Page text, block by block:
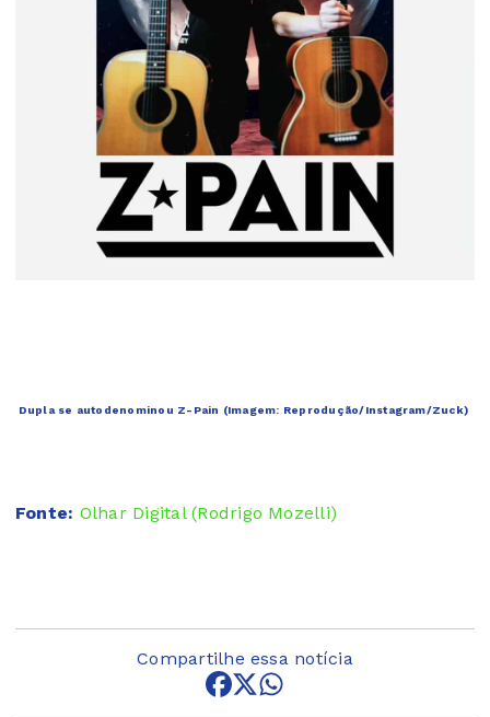
Dupla se autodenominou Z-Pain (Imagem: Reprodução/Instagram/Zuck)
Fonte: Olhar Digital (Rodrigo Mozelli)
Compartilhe essa notícia